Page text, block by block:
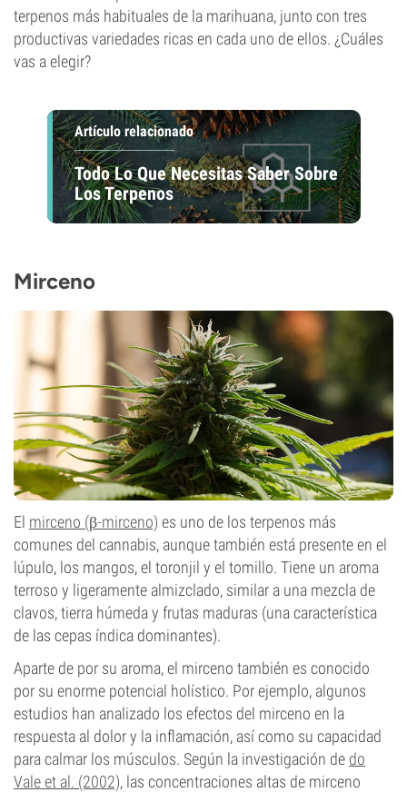
terpenos más habituales de la marihuana, junto con tres
productivas variedades ricas en cada uno de ellos. ¿Cuáles
vas a elegir?
Artículo relacionado
Todo Lo Que Necesitas Saber Sobre
Los Terpenos
Mirceno
El mirceno (β-mirceno) es uno de los terpenos más
comunes del cannabis, aunque también está presente en el
lúpulo, los mangos, el toronjil y el tomillo. Tiene un aroma
terroso y ligeramente almizclado, similar a una mezcla de
clavos, tierra húmeda y frutas maduras (una característica
de las cepas índica dominantes).
Aparte de por su aroma, el mirceno también es conocido
por su enorme potencial holístico. Por ejemplo, algunos
estudios han analizado los efectos del mirceno en la
respuesta al dolor y la inflamación, así como su capacidad
para calmar los músculos. Según la investigación de do
Vale et al. (2002), las concentraciones altas de mirceno